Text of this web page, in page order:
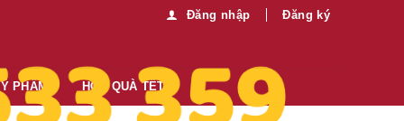
Đăng nhập Đăng ký
PHẨM HỘP QUÀ TẾT